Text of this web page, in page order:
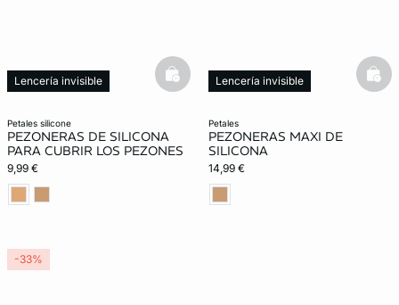
petales silicone
PEZONERAS DE SILICONA
PARA CUBRIR LOS PEZONES
9,99 €
Lencería invisible basketfull
petales
PEZONERAS MAXI DE
SILICONA
14,99 €
Lencería invisible
-33%